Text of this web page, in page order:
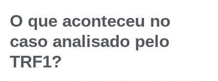
O que aconteceu no
caso analisado pelo
TRF1?